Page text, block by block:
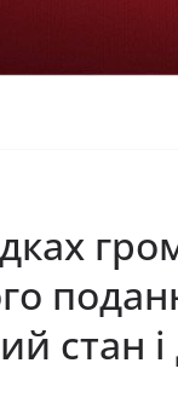
стан